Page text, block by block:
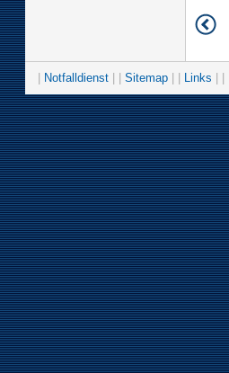
Notfalldienst Sitemap Links